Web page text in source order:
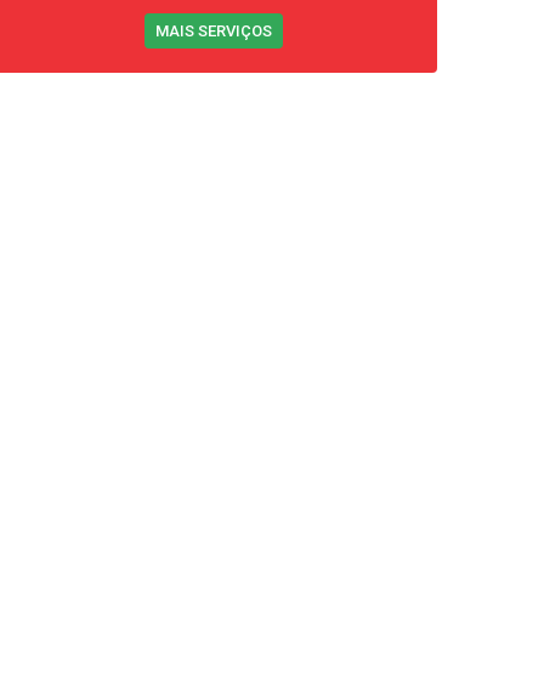
MAIS SERVIÇOS